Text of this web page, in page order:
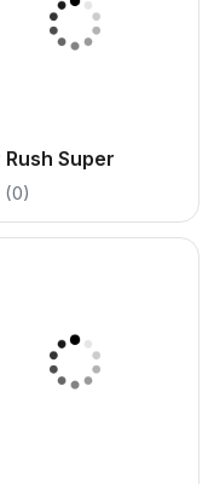
Rush Super
(0)